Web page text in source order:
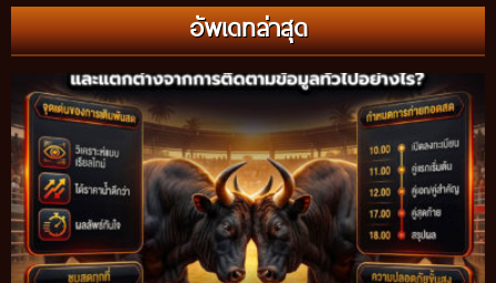
อัพเดทล่าสุด